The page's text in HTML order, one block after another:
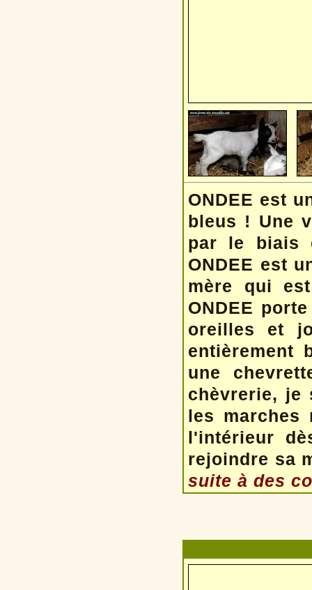
ONDEE est
bleus ! Une
par le biais
ONDEE est
mère qui
ONDEE
oreilles et
entièrement
une
chèvrerie, je
les marches
l'intérieur
rejoindre sa
suite à des